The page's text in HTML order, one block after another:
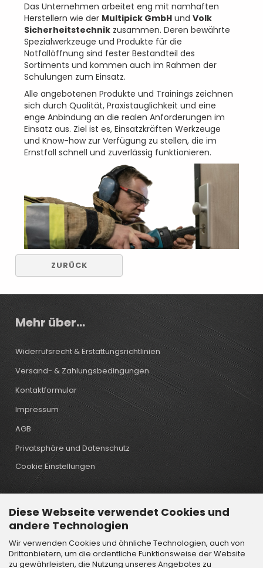
Diese Webseite verwendet Cookies und
andere Technologien
Wir verwenden Cookies und ähnliche Technologien, auch von
Drittanbietern, um die ordentliche Funktionsweise der Website
zu gewährleisten, die Nutzung unseres Angebotes zu
Das Unternehmen arbeitet eng mit namhaften
Herstellern wie der Multipick GmbH undVolk
Sicherheitstechnik zusammen. Deren bewährte
Spezialwerkzeuge und Produkte für die
Notfallöffnung sind fester Bestandteil des
Sortiments und kommen auch im Rahmen der
Schulungen zum Einsatz.
Alle angebotenen Produkte und Trainings zeichnen
sich durch Qualität, Praxistauglichkeit und eine
enge Anbindung an die realen Anforderungen im
Einsatz aus. Ziel ist es, Einsatzkräften Werkzeuge
und Know-how zur Verfügung zu stellen, die im
Ernstfall schnell und zuverlässig funktionieren.
ZURÜCK
Mehr über...
Widerrufsrecht & Erstattungsrichtlinien
Versand- & Zahlungsbedingungen
Kontaktformular
Impressum
AGB
Privatsphäre und Datenschutz
Cookie Einstellungen
Kontakt
Öffnungstechnik Lindtner GmbH
Wattenbachgasse 6